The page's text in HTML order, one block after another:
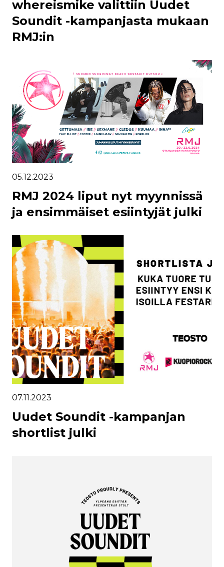
whereismike valittiin Uudet
Soundit -kampanjasta mukaan
RMJ:in
05.12.2023
RMJ 2024 liput nyt myynnissä
ja ensimmäiset esiintyjät julki
07.11.2023
Uudet Soundit -kampanjan
shortlist julki